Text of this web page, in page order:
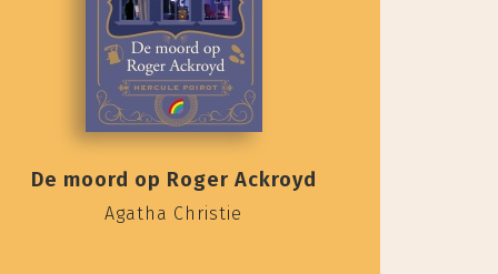
De moord op Roger Ackroyd
Agatha Christie